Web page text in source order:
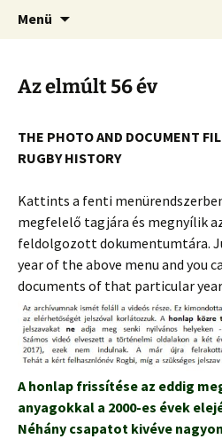
Menü
Az elmúlt 56 év
THE PHOTO AND DOCUMENT
RUGBY HISTORY
Kattints a fenti
megfelelő tagjára és megnyílik
feldolgozott dokumentumtára.
year of the above menu and you
documents of that particular
A honlap frissítése az eddig
anyagokkal a 2000-es évek
Néhány csapatot kivéve